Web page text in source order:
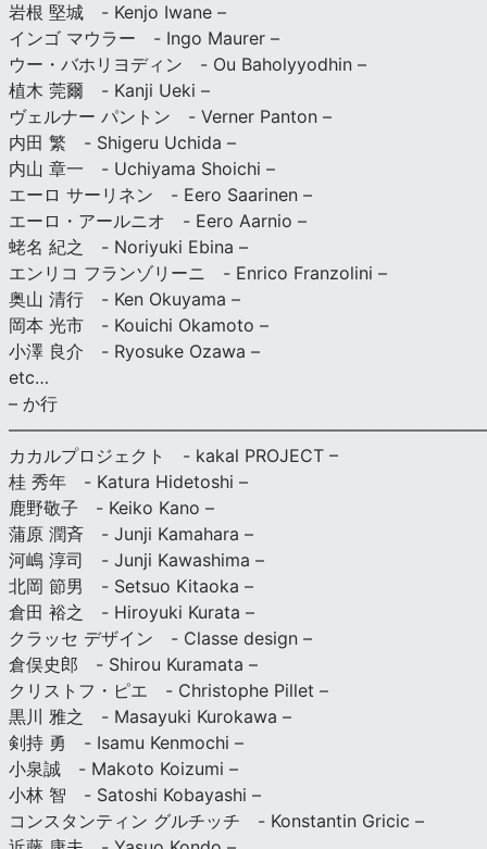
岩根 堅城 - Kenjo Iwane –
インゴ マウラー - Ingo Maurer –
ウー・バホリヨディン - Ou Baholyyodhin –
植木 莞爾 - Kanji Ueki –
ヴェルナー パントン - Verner Panton –
内田 繁 - Shigeru Uchida –
内山 章一 - Uchiyama Shoichi –
エーロ サーリネン - Eero Saarinen –
エーロ・アールニオ - Eero Aarnio –
蛯名 紀之 - Noriyuki Ebina –
エンリコ フランゾリーニ - Enrico Franzolini –
奥山 清行 - Ken Okuyama –
岡本 光市 - Kouichi Okamoto –
小澤 良介 - Ryosuke Ozawa –
etc…
– か行
カカルプロジェクト - kakal PROJECT –
桂 秀年 - Katura Hidetoshi –
鹿野敬子 - Keiko Kano –
蒲原 潤斉 - Junji Kamahara –
河嶋 淳司 - Junji Kawashima –
北岡 節男 - Setsuo Kitaoka –
倉田 裕之 - Hiroyuki Kurata –
クラッセ デザイン - Classe design –
倉俣史郎 - Shirou Kuramata –
クリストフ・ピエ - Christophe Pillet –
黒川 雅之 - Masayuki Kurokawa –
剣持 勇 - Isamu Kenmochi –
小泉誠 - Makoto Koizumi –
小林 智 - Satoshi Kobayashi –
コンスタンティン グルチッチ - Konstantin Gricic –